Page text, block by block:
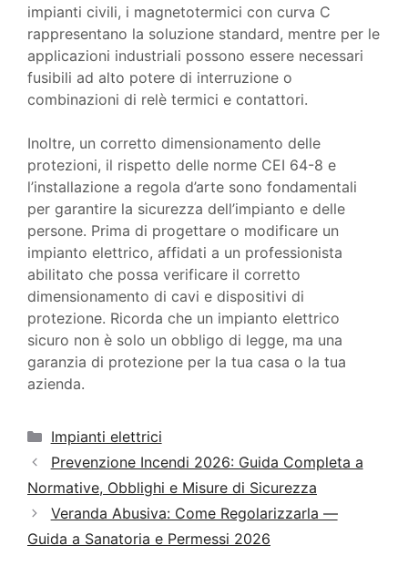
impianti civili, i magnetotermici con curva C
rappresentano la soluzione standard, mentre per le
applicazioni industriali possono essere necessari
fusibili ad alto potere di interruzione o
combinazioni di relè termici e contattori.
Inoltre, un corretto dimensionamento delle
protezioni, il rispetto delle norme CEI 64-8 e
l’installazione a regola d’arte sono fondamentali
per garantire la sicurezza dell’impianto e delle
persone. Prima di progettare o modificare un
impianto elettrico, affidati a un professionista
abilitato che possa verificare il corretto
dimensionamento di cavi e dispositivi di
protezione. Ricorda che un impianto elettrico
sicuro non è solo un obbligo di legge, ma una
garanzia di protezione per la tua casa o la tua
azienda.
Categorie
Impianti elettrici
Prevenzione Incendi 2026: Guida Completa a
Normative, Obblighi e Misure di Sicurezza
Veranda Abusiva: Come Regolarizzarla —
Guida a Sanatoria e Permessi 2026